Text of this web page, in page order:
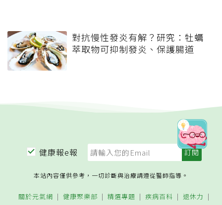
對抗慢性發炎有解？研究：牡蠣
萃取物可抑制發炎、保護腸道
健康報e報
本站內容僅供參考，一切診斷與治療請遵從醫師指導。
關於元氣網 健康聚樂部 精選專題 疾病百科 退休力